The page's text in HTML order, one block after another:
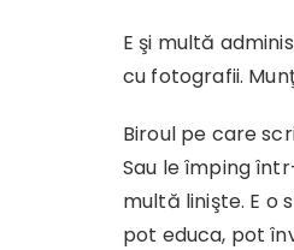
E şi multă
cu fotografii.
Biroul pe care
Sau le împing
multă linişte. E
pot educa, pot